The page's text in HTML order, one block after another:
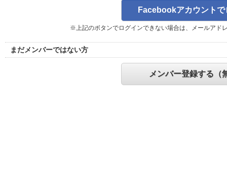
Facebookアカウントで
※上記のボタンでログインできない場合は、メールアド
まだメンバーではない方
メンバー登録する（